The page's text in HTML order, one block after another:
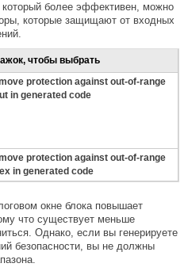
который более эффективен, можно
которые защищают от входных
чтобы выбрать
protection against out-of-range
in generated code
protection against out-of-range
in generated code
окне блока повышает
что существует меньше
Однако, если вы генерируете
безопасности, вы не должны